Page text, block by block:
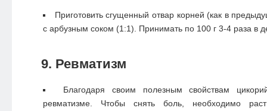
Приготовить сгущенный отвар корней (как в
с арбузным соком (1:1). Принимать по 100 г 3-4 раза в
9. Ревматизм
Благодаря своим полезным свойствам
ревматизме. Чтобы снять боль, необходимо